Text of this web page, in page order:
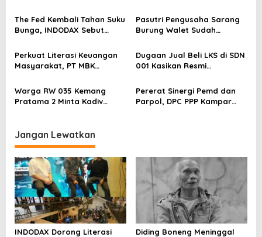
o
s
Blockchain
The Fed Kembali Tahan Suku
Bunga, INDODAX Sebut
Sentimen Pasar
Pasutri Pengusaha Sarang
Burung Walet Sudah
Pelapor Desak Polda Jambi
Segera Lakukan Penahanan
Perkuat Literasi Keuangan
Masyarakat, PT MBK
Karpet Masjid di Pakuhaji
Dugaan Jual Beli LKS di SDN
001 Kasikan Resmi
Kampar, Pemred – Pimum
Metroterkini.id Desak Usut
Kasus Ini
Warga RW 035 Kemang
Pratama 2 Minta Kadiv
Metro Bekasi Kota
Pererat Sinergi Pemd dan
Parpol, DPC PPP Kampar
Jangan Lewatkan
INDODAX Dorong Literasi
Diding Boneng Meninggal